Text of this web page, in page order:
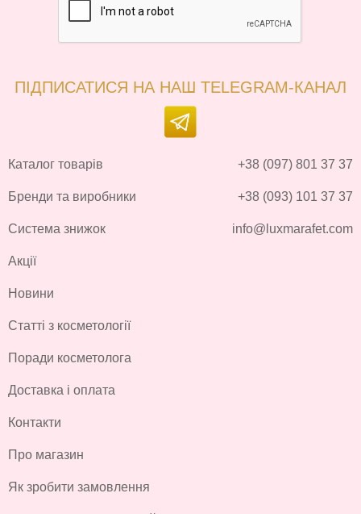
ПІДПИСАТИСЯ НА НАШ TELEGRAM-КАНАЛ
Каталог товарів
Бренди та виробники
Система знижок
Акції
Новини
Статті з косметології
Поради косметолога
Доставка і оплата
Контакти
Про магазин
Як зробити замовлення
+38 (097) 801 37 37
+38 (093) 101 37 37
info@luxmarafet.com